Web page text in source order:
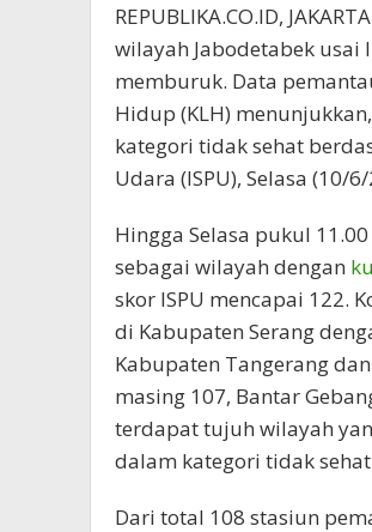
REPUBLIKA.CO.ID,
wilayah Jabodetabek
memburuk. Data
Hidup (KLH)
kategori tidak sehat
Udara (ISPU), Selasa (10/
Hingga Selasa pukul
sebagai wilayah dengan
skor ISPU mencapai 122.
di Kabupaten Serang
Kabupaten Tangerang
masing 107, Bantar
terdapat tujuh wilayah
dalam kategori tidak
Dari total 108 stasiun